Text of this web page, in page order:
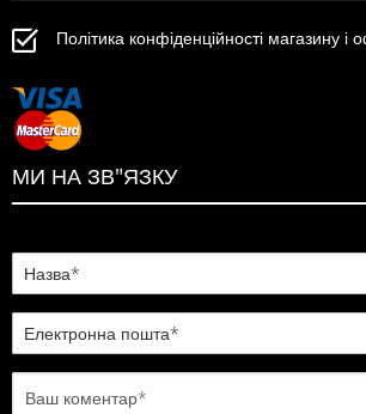
Політика конфіденційності магазину і
МИ НА ЗВ"ЯЗКУ